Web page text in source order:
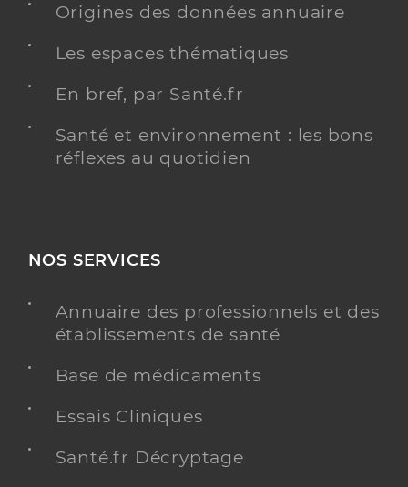
Origines des données annuaire
Les espaces thématiques
En bref, par Santé.fr
Santé et environnement : les bons
réflexes au quotidien
NOS SERVICES
Annuaire des professionnels et des
établissements de santé
Base de médicaments
Essais Cliniques
Santé.fr Décryptage